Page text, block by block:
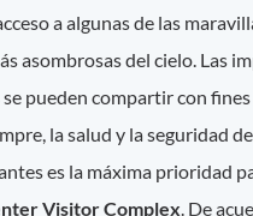
a algunas de las
asombrosas del cielo. Las
se pueden compartir con
la salud y la seguridad
es la máxima prioridad
Visitor Complex. De